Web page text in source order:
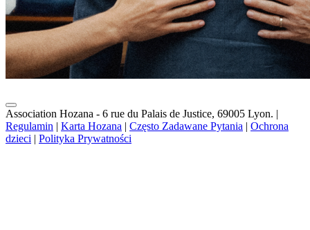
Association Hozana - 6 rue du Palais de Justice, 69005 Lyon. |
Regulamin | Karta Hozana | Często Zadawane Pytania | Ochrona
dzieci | Polityka Prywatności